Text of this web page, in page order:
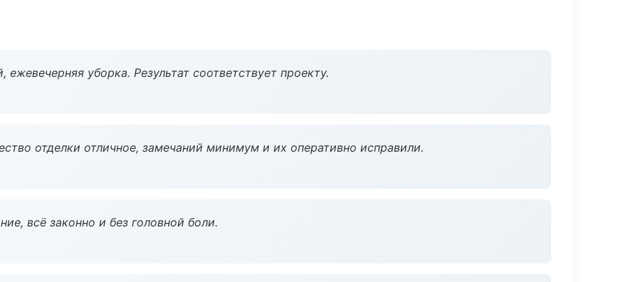
уборка. Результат соответствует проекту.
отделки отличное, замечаний минимум и их оперативно исправили.
всё законно и без головной боли.